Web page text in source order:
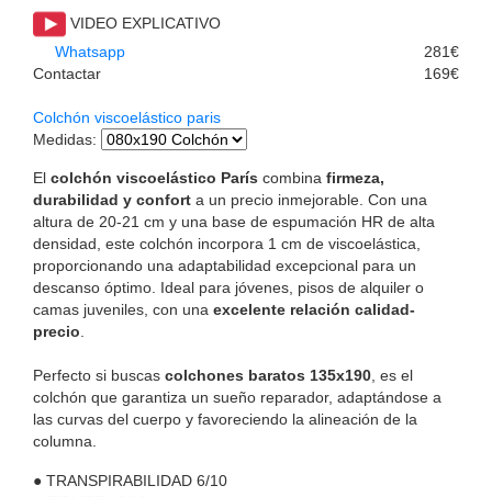
VIDEO EXPLICATIVO
Whatsapp
Contactar
281€
169€
Colchón viscoelástico paris
Medidas:
El colchón viscoelástico París combina firmeza,
durabilidad y confort a un precio inmejorable. Con una
altura de 20-21 cm y una base de espumación HR de alta
densidad, este colchón incorpora 1 cm de viscoelástica,
proporcionando una adaptabilidad excepcional para un
descanso óptimo. Ideal para jóvenes, pisos de alquiler o
camas juveniles, con una excelente relación calidad-
precio
Perfecto si buscas colchones baratos 135x190 , es el
colchón que garantiza un sueño reparador, adaptándose a
las curvas del cuerpo y favoreciendo la alineación de la
columna.
● TRANSPIRABILIDAD 6/10